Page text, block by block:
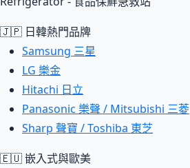
🇯🇵 日韓熱門品牌
Samsung 三星
LG 樂金
Hitachi 日立
Panasonic 樂聲 / Mitsubishi 三菱
Sharp 聲寶 / Toshiba 東芝
🇪🇺 嵌入式與歐美